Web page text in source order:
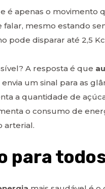
é apenas o movimento
mesmo estando
pode disparar até 2,5
A resposta é que
um sinal para as
a quantidade de
o consumo de
arterial.
para